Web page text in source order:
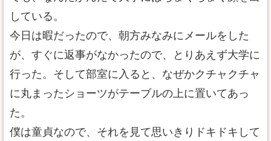
している。
今日は暇だったので、朝方みなみにメールをした
が、すぐに返事がなかったので、とりあえず大学に
行った。そして部室に入ると、なぜかクチャクチャ
に丸まったショーツがテーブルの上に置いてあっ
た。
僕は童貞なので、それを見て思いきりドキドキして